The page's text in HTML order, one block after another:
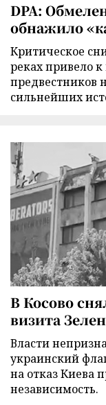
DPA:
обнажило
Критическое
реках привело
предвестников
сильнейших
В Косово
визита
Власти
украинский
на отказ Киева
независимость.